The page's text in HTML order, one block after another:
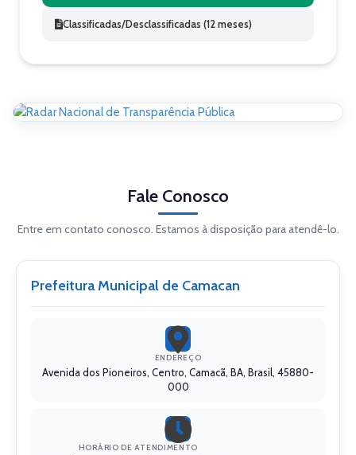
Classificadas/Desclassificadas (12 meses)
Fale Conosco
Entre em contato conosco. Estamos à disposição para atendê-lo.
Prefeitura Municipal de Camacan
ENDEREÇO
Avenida dos Pioneiros, Centro, Camacã, BA, Brasil, 45880-
000
HORÁRIO DE ATENDIMENTO